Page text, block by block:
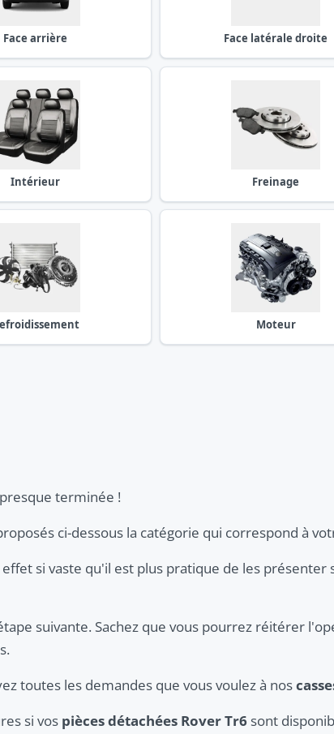
Face arrière Face latérale droite
Intérieur Freinage
Moteur
terminée !
ci-dessous la catégorie qui correspond à
si vaste qu'il est plus pratique de les
suivante. Sachez que vous pourrez réitérer
toutes les demandes que vous voulez à nos
si vos pièces détachées Rover Tr6 sont